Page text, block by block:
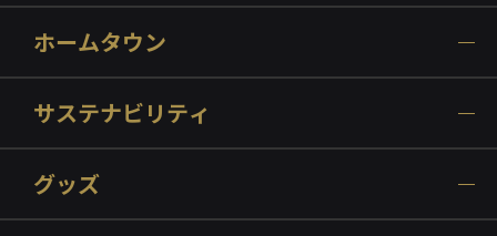
ホームタウン
サステナビリティ
グッズ